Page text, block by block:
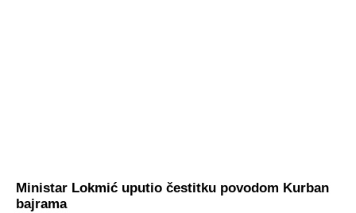
Ministar Lokmić uputio čestitku povodom Kurban
bajrama